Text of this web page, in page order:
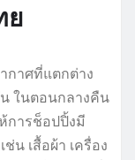
ย
กาศที่แตกต่าง
น ในตอนกลางคืน
การช็อปปิ้งมี
น เสื้อผ้า เครื่อง